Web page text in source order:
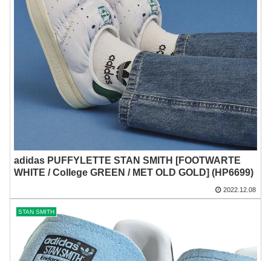
adidas PUFFYLETTE STAN SMITH [FOOTWARTE
WHITE / College GREEN / MET OLD GOLD] (HP6699)
2022.12.08
STAN SMITH